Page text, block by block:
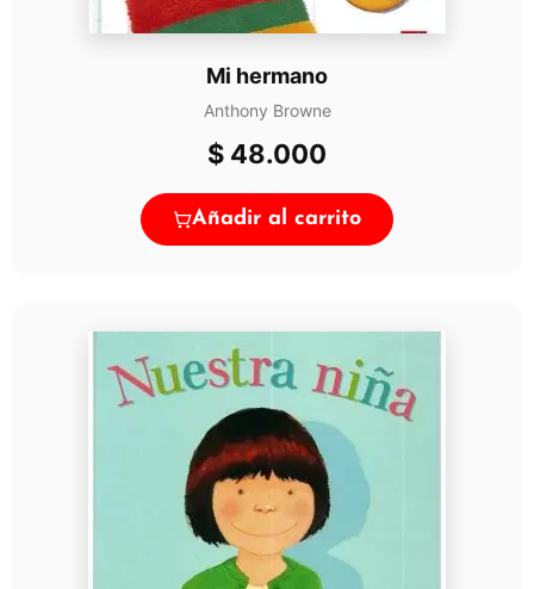
Mi hermano
Anthony Browne
$ 48.000
Añadir al carrito